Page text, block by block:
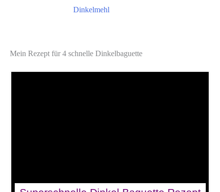
Dinkelmehl
Mein Rezept für 4 schnelle Dinkelbaguette